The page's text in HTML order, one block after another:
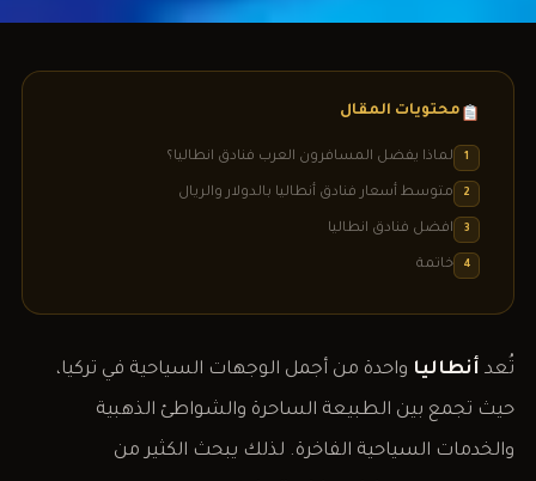
محتويات المقال
1 لماذا يفضل المسافرون العرب فنادق انطاليا؟
2 متوسط أسعار فنادق أنطاليا بالدولار والريال
3 افضل فنادق انطاليا
4 خاتمة
تُعد أنطاليا واحدة من أجمل الوجهات السياحية في تركيا،
حيث تجمع بين الطبيعة الساحرة والشواطئ الذهبية
والخدمات السياحية الفاخرة. لذلك يبحث الكثير من